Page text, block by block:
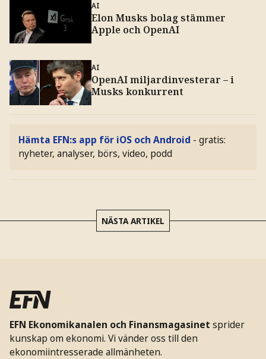
AI
Elon Musks bolag stämmer
Apple och OpenAI
AI
OpenAI miljardinvesterar – i
Musks konkurrent
Hämta EFN:s app för iOS och Android - gratis:
nyheter, analyser, börs, video, podd
NÄSTA ARTIKEL
EFN Ekonomikanalen och Finansmagasinet sprider
kunskap om ekonomi. Vi vänder oss till den
ekonomiintresserade allmänheten.